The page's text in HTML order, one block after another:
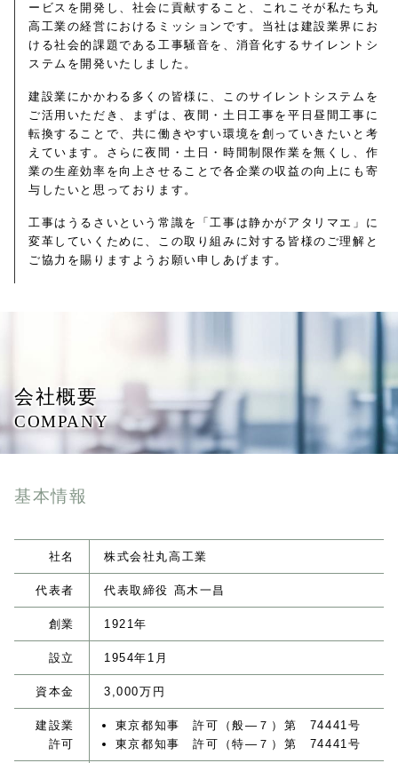
ービスを開発し、社会に貢献すること、これこそが私たち丸
高工業の経営におけるミッションです。当社は建設業界にお
ける社会的課題である工事騒音を、消音化するサイレントシ
ステムを開発いたしました。
建設業にかかわる多くの皆様に、このサイレントシステムを
ご活用いただき、まずは、夜間・土日工事を平日昼間工事に
転換することで、共に働きやすい環境を創っていきたいと考
えています。さらに夜間・土日・時間制限作業を無くし、作
業の生産効率を向上させることで各企業の収益の向上にも寄
与したいと思っております。
工事はうるさいという常識を「工事は静かがアタリマエ」に
変革していくために、この取り組みに対する皆様のご理解と
ご協力を賜りますようお願い申しあげます。
会社概要
COMPANY
基本情報
社名 株式会社丸高工業
代表者 代表取締役 髙木一昌
創業 1921年
設立 1954年1月
資本金 3,000万円
建設業
許可
東京都知事 許可（般―７）第 74441号
東京都知事 許可（特―７）第 74441号